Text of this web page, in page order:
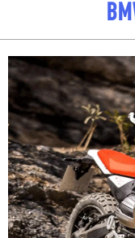
NOLEGGI
CHI SIAMO
RECENSIONI
TOUR